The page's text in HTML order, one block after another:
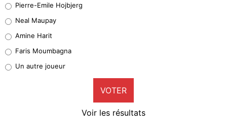
5%
1%
9%
Pierre-Emile Hojbjerg
Neal Maupay
Amine Harit
Faris Moumbagna
Un autre joueur
VOTER
Voir les résultats